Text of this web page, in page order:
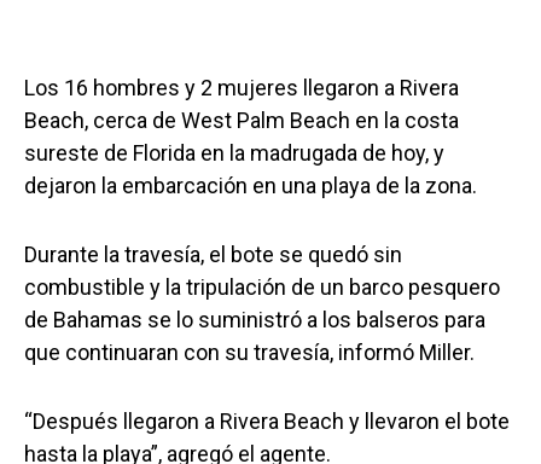
Los 16 hombres y 2 mujeres llegaron a Rivera
Beach, cerca de West Palm Beach en la costa
sureste de Florida en la madrugada de hoy, y
dejaron la embarcación en una playa de la zona.
Durante la travesía, el bote se quedó sin
combustible y la tripulación de un barco pesquero
de Bahamas se lo suministró a los balseros para
que continuaran con su travesía, informó Miller.
“Después llegaron a Rivera Beach y llevaron el bote
hasta la playa”, agregó el agente.